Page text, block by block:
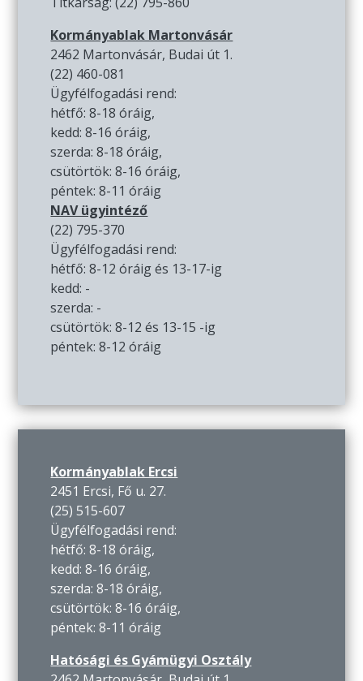
Kormányablak Martonvásár
2462 Martonvásár, Budai út 1.
(22) 460-081
Ügyfélfogadási rend:
hétfő: 8-18 óráig,
kedd: 8-16 óráig,
szerda: 8-18 óráig,
csütörtök: 8-16 óráig,
péntek: 8-11 óráig
NAV ügyintéző
(22) 795-370
Ügyfélfogadási rend:
hétfő: 8-12 óráig és 13-17-ig
kedd: -
szerda: -
csütörtök: 8-12 és 13-15 -ig
péntek: 8-12 óráig
Kormányablak Ercsi
2451 Ercsi, Fő u. 27.
(25) 515-607
Ügyfélfogadási rend:
hétfő: 8-18 óráig,
kedd: 8-16 óráig,
szerda: 8-18 óráig,
csütörtök: 8-16 óráig,
péntek: 8-11 óráig
Hatósági és Gyámügyi Osztály